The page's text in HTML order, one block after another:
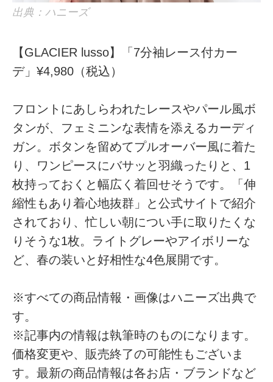
出典：ハニーズ
【GLACIER lusso】「7分袖レース付カー
デ」¥4,980（税込）
フロントにあしらわれたレースやパール風ボ
タンが、フェミニンな表情を添えるカーディ
ガン。ボタンを留めてプルオーバー風に着た
り、ワンピースにバサッと羽織ったりと、1
枚持っておくと幅広く着回せそうです。「伸
縮性もあり着心地抜群」と公式サイトで紹介
されており、忙しい朝につい手に取りたくな
りそうな1枚。ライトグレーやアイボリーな
ど、春の装いと好相性な4色展開です。
※すべての商品情報・画像はハニーズ出典で
す。
※記事内の情報は執筆時のものになります。
価格変更や、販売終了の可能性もございま
す。最新の商品情報は各お店・ブランドなど